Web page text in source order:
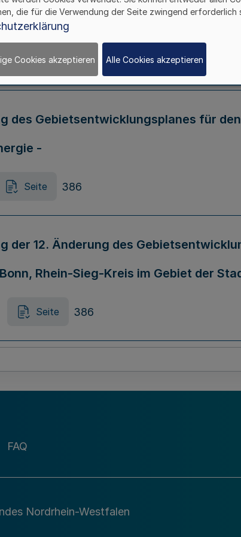
- GGBefZustVO)
Seite 384
des Gebietsentwicklungsplanes für
-
Seite 386
der 12. Änderung des
Rhein-Sieg-Kreis im Gebiet der
Seite 386
FAQ
Nordrhein-Westfalen
die für die Verwendung der Seite zwingend erforderlich
Cookies akzeptieren Alle Cookies akzeptieren